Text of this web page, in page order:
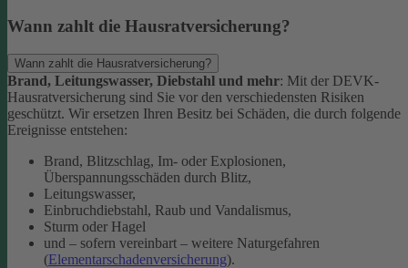
Wann zahlt die Hausratversicherung?
Wann zahlt die Hausratversicherung?
Brand, Leitungswasser, Diebstahl und mehr: Mit der DEVK-
Hausratversicherung sind Sie vor den verschiedensten Risiken
geschützt. Wir ersetzen Ihren Besitz bei Schäden, die durch folgende
Ereignisse entstehen:
Brand, Blitzschlag, Im- oder Explosionen,
Überspannungsschäden durch Blitz,
Leitungswasser,
Einbruchdiebstahl, Raub und Vandalismus,
Sturm oder Hagel
und – sofern vereinbart – weitere Naturgefahren
(Elementarschadenversicherung).